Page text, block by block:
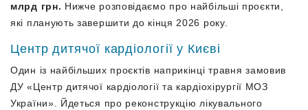
млрд грн. Нижче розповідаємо про найбільші проєкти,
які планують завершити до кінця 2026 року.
Центр дитячої кардіології у Києві
Один із найбільших проєктів наприкінці травня замовив
ДУ «Центр дитячої кардіології та кардіохірургії МОЗ
України». Йдеться про реконструкцію лікувального